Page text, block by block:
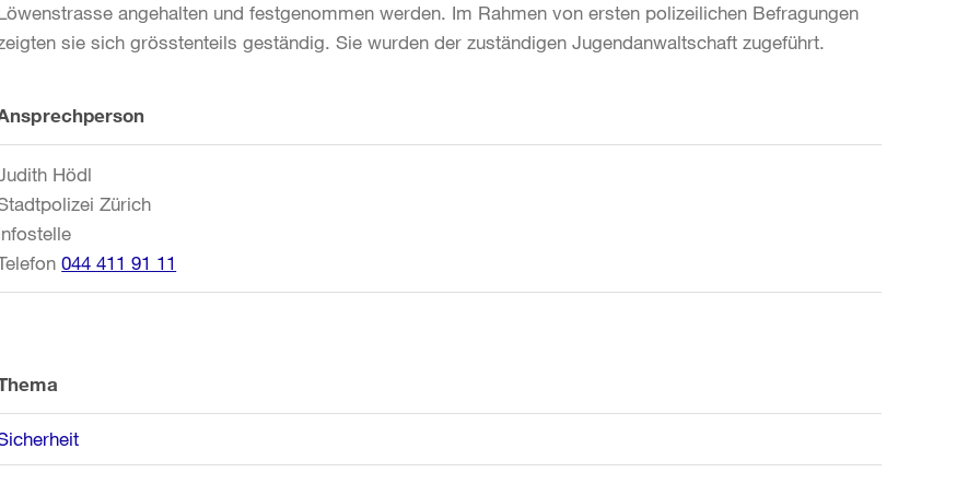
angehalten und festgenommen werden. Im Rahmen von ersten polizeilichen Befragungen
sie sich grösstenteils geständig. Sie wurden der zuständigen Jugendanwaltschaft zugeführt.
Hödl
Zürich
044 411 91 11